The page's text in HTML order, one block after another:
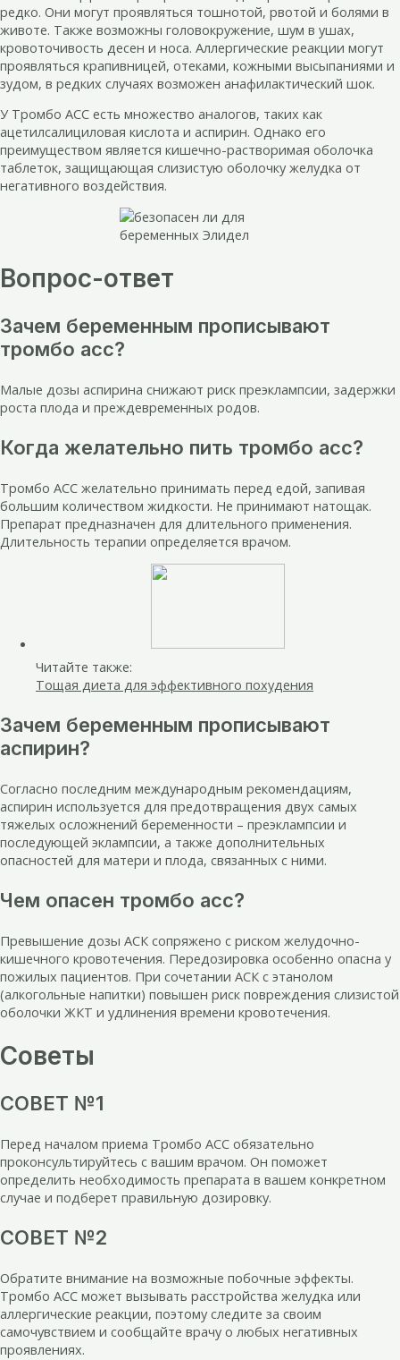
редко. Они могут проявляться тошнотой, рвотой и болями в
животе. Также возможны головокружение, шум в ушах,
кровоточивость десен и носа. Аллергические реакции могут
проявляться крапивницей, отеками, кожными высыпаниями и
зудом, в редких случаях возможен анафилактический шок.
У Тромбо АСС есть множество аналогов, таких как
ацетилсалициловая кислота и аспирин. Однако его
преимуществом является кишечно-растворимая оболочка
таблеток, защищающая слизистую оболочку желудка от
негативного воздействия.
Вопрос-ответ
Зачем беременным прописывают
тромбо асс?
Малые дозы аспирина снижают риск преэклампсии, задержки
роста плода и преждевременных родов.
Когда желательно пить тромбо асс?
Тромбо АСС желательно принимать перед едой, запивая
большим количеством жидкости. Не принимают натощак.
Препарат предназначен для длительного применения.
Длительность терапии определяется врачом.
Читайте также:
Тощая диета для эффективного похудения
Зачем беременным прописывают
аспирин?
Согласно последним международным рекомендациям,
аспирин используется для предотвращения двух самых
тяжелых осложнений беременности – преэклампсии и
последующей эклампсии, а также дополнительных
опасностей для матери и плода, связанных с ними.
Чем опасен тромбо асс?
Превышение дозы АСК сопряжено с риском желудочно-
кишечного кровотечения. Передозировка особенно опасна у
пожилых пациентов. При сочетании АСК с этанолом
(алкогольные напитки) повышен риск повреждения слизистой
оболочки ЖКТ и удлинения времени кровотечения.
Советы
СОВЕТ №1
Перед началом приема Тромбо АСС обязательно
проконсультируйтесь с вашим врачом. Он поможет
определить необходимость препарата в вашем конкретном
случае и подберет правильную дозировку.
СОВЕТ №2
Обратите внимание на возможные побочные эффекты.
Тромбо АСС может вызывать расстройства желудка или
аллергические реакции, поэтому следите за своим
самочувствием и сообщайте врачу о любых негативных
проявлениях.